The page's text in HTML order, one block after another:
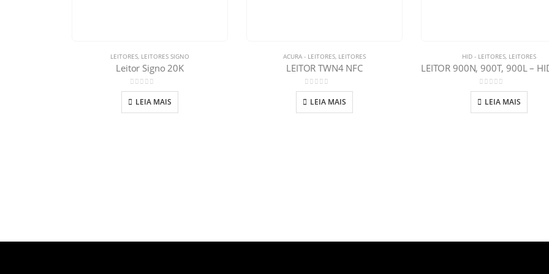
LEITORES, LEITORES SIGNO
Leitor Signo 20K
0out of 5
LEIA MAIS
ACURA - LEITORES, LEITORES
LEITOR TWN4 NFC
0out of 5
LEIA MAIS
HID - LEITORES, LEITORES
0out of 5
LEIA MAIS